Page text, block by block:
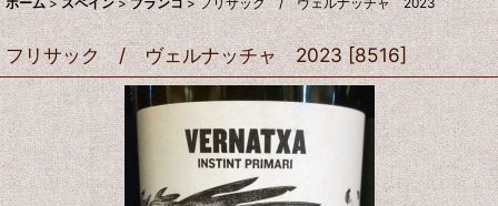
フリサック / ヴェルナッチャ 2023 [8516]